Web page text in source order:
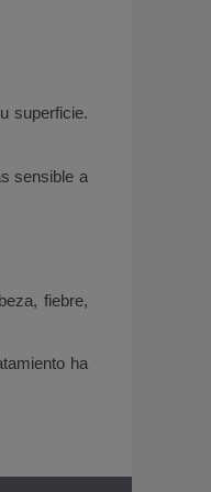
superficie.
sensible a
fiebre,
ha